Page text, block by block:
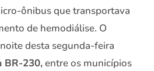
ônibus que transportava
de hemodiálise. O
desta segunda-feira
BR-230,entre os municípios